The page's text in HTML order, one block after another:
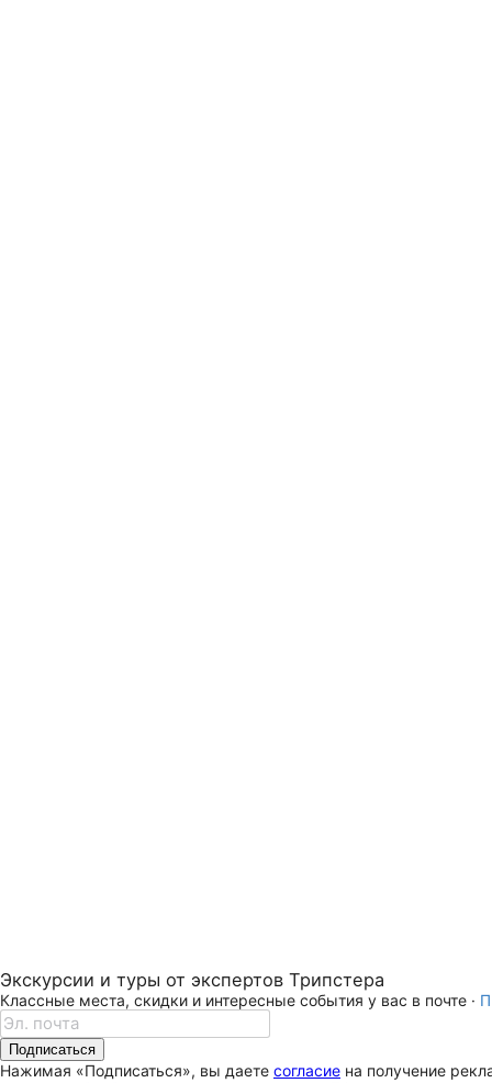
Экскурсии и туры от экспертов Трипстера
Классные места, скидки и интересные события у вас в почте ·
Подписаться
Нажимая «Подписаться», вы даете согласие на получение